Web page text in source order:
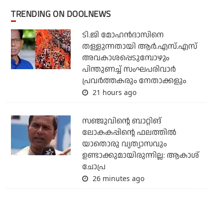
TRENDING ON DOOLNEWS
ടി.ജി മോഹന്‍ദാസിനെ
തള്ളുന്നതായി ആര്‍.എസ്.എസ്
അവകാശപ്പെടുമ്പോഴും
പിന്തുണച്ച് സംഘപരിവാര്‍
പ്രവര്‍ത്തകരും നേതാക്കളും
21 hours ago
സഞ്ജുവിന്റെ ബാറ്റിങ്
ലോകകപ്പിന്റെ ഫലത്തില്‍
യാതൊരു വ്യത്യാസവും
ഉണ്ടാക്കുമായിരുന്നില്ല: ആകാശ്
ചോപ്ര
26 minutes ago